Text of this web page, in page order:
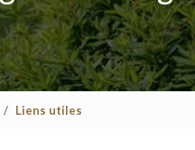
Liens utiles